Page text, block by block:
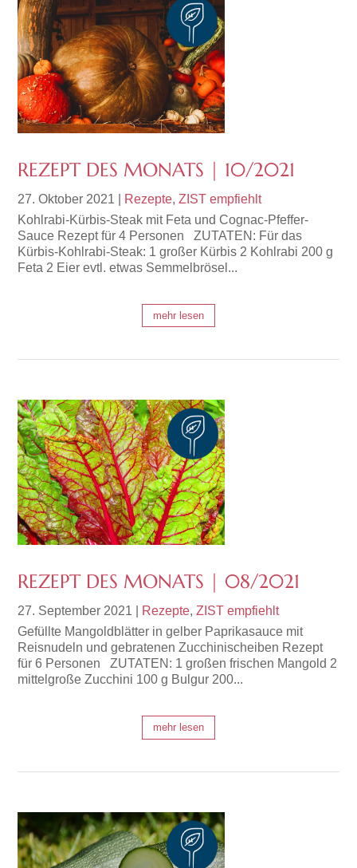
REZEPT DES MONATS | 10/2021
27. Oktober 2021 Rezepte,ZIST empfiehlt
Kohlrabi-Kürbis-Steak mit Feta und Cognac-Pfeffer-
Sauce Rezept für 4 Personen ZUTATEN: Für das
Kürbis-Kohlrabi-Steak: 1 großer Kürbis 2 Kohlrabi 200 g
Feta 2 Eier evtl. etwas Semmelbrösel...
mehr lesen
REZEPT DES MONATS | 08/2021
27. September 2021 Rezepte,ZIST empfiehlt
Gefüllte Mangoldblätter in gelber Paprikasauce mit
Reisnudeln und gebratenen Zucchinischeiben Rezept
für 6 Personen ZUTATEN: 1 großen frischen Mangold 2
mittelgroße Zucchini 100 g Bulgur 200...
mehr lesen